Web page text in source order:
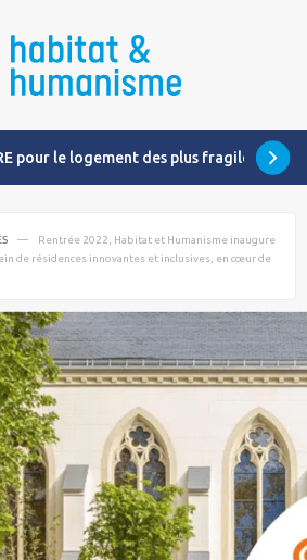
pour le logement des plus fragiles
Rentrée 2022, Habitat et Humanisme inaugure
de résidences innovantes et inclusives, en cœur de